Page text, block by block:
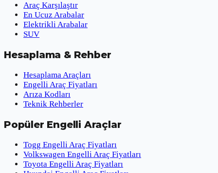
Araç Karşılaştır
En Ucuz Arabalar
Elektrikli Arabalar
SUV
Hesaplama & Rehber
Hesaplama Araçları
Engelli Araç Fiyatları
Arıza Kodları
Teknik Rehberler
Popüler Engelli Araçlar
Togg Engelli Araç Fiyatları
Volkswagen Engelli Araç Fiyatları
Toyota Engelli Araç Fiyatları